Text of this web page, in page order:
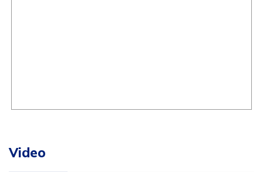
Video